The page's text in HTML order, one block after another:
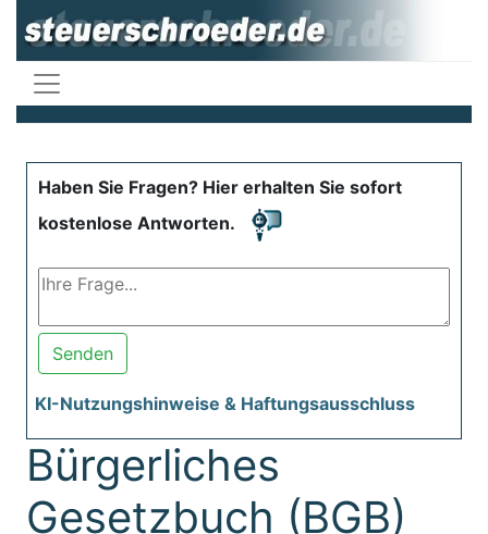
Haben Sie Fragen? Hier erhalten Sie sofort
kostenlose Antworten.
Senden
KI-Nutzungshinweise & Haftungsausschluss
Bürgerliches
Gesetzbuch (BGB)